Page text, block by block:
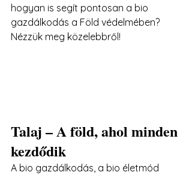
hogyan is segít pontosan a bio
gazdálkodás a Föld védelmében?
Nézzük meg közelebbről!
Talaj – A föld, ahol minden
kezdődik
A bio gazdálkodás, a bio életmód